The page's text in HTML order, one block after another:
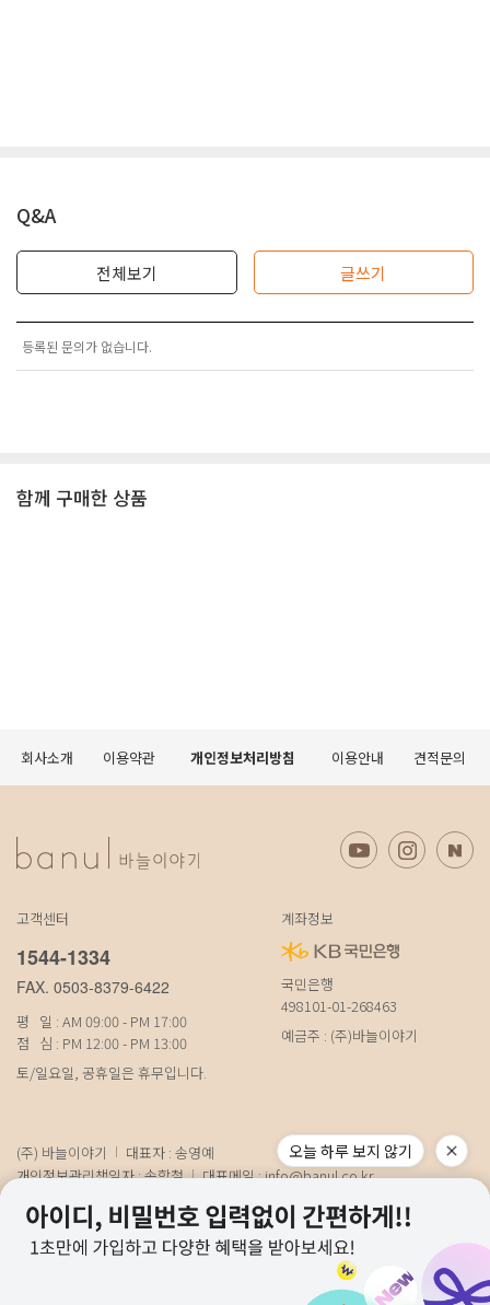
Q&A
전체보기 글쓰기
등록된 문의가 없습니다.
함께 구매한 상품
회사소개 이용약관 개인정보처리방침 이용안내 견적문의
고객센터
1544-1334
FAX. 0503-8379-6422
평 일 : AM 09:00 - PM 17:00
점 심 : PM 12:00 - PM 13:00
토/일요일, 공휴일은 휴무입니다.
계좌정보
국민은행
498101-01-268463
예금주 : (주)바늘이야기
(주) 바늘이야기
대표자 : 송영예
개인정보관리책임자 : 송학철
대표메일 :info@banul.co.kr
대문구 연희로11가길 15 (물류) 경기도 파주시 성동로 19-17
사업자번호 : 674-88-00100[사업자정보확인]
오늘 하루 보지 않기